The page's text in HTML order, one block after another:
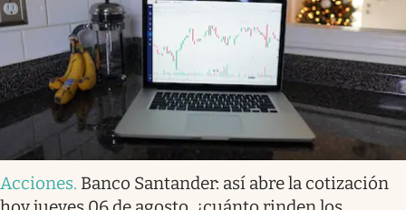
Acciones. Banco Santander: así abre la cotización